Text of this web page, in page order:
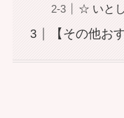
☆ いと
【その他お